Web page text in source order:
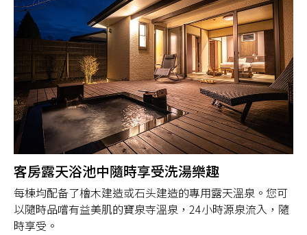
客房露天浴池中隨時享受洗湯樂趣
每棟均配备了檜木建造或石头建造的專用露天溫泉。您可
以隨時品嚐有益美肌的寶泉寺溫泉，24小時源泉流入，隨
時享受。